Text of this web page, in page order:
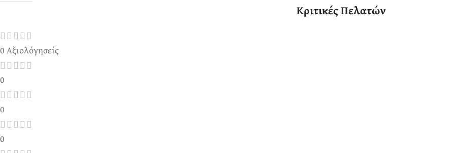
Κριτικές Πελατών
0 Αξιολόγησείς
0
0
0